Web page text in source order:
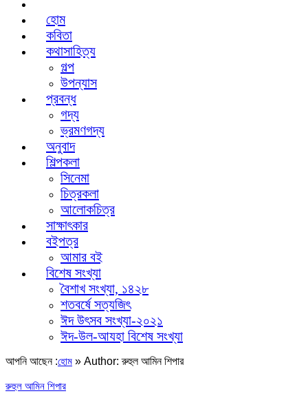
হোম
কবিতা
কথাসাহিত্য
গল্প
উপন্যাস
প্রবন্ধ
গদ্য
ভ্রমণগদ্য
অনুবাদ
শিল্পকলা
সিনেমা
চিত্রকলা
আলোকচিত্র
সাক্ষাৎকার
বইপত্র
আমার বই
বিশেষ সংখ্যা
বৈশাখ সংখ্যা, ১৪২৮
শতবর্ষে সত্যজিৎ
ঈদ উৎসব সংখ্যা-২০২১
ঈদ-উল-আযহা বিশেষ সংখ্যা
আপনি আছেন :হোম » Author: রুহুল আমিন শিপার
রুহুল আমিন শিপার